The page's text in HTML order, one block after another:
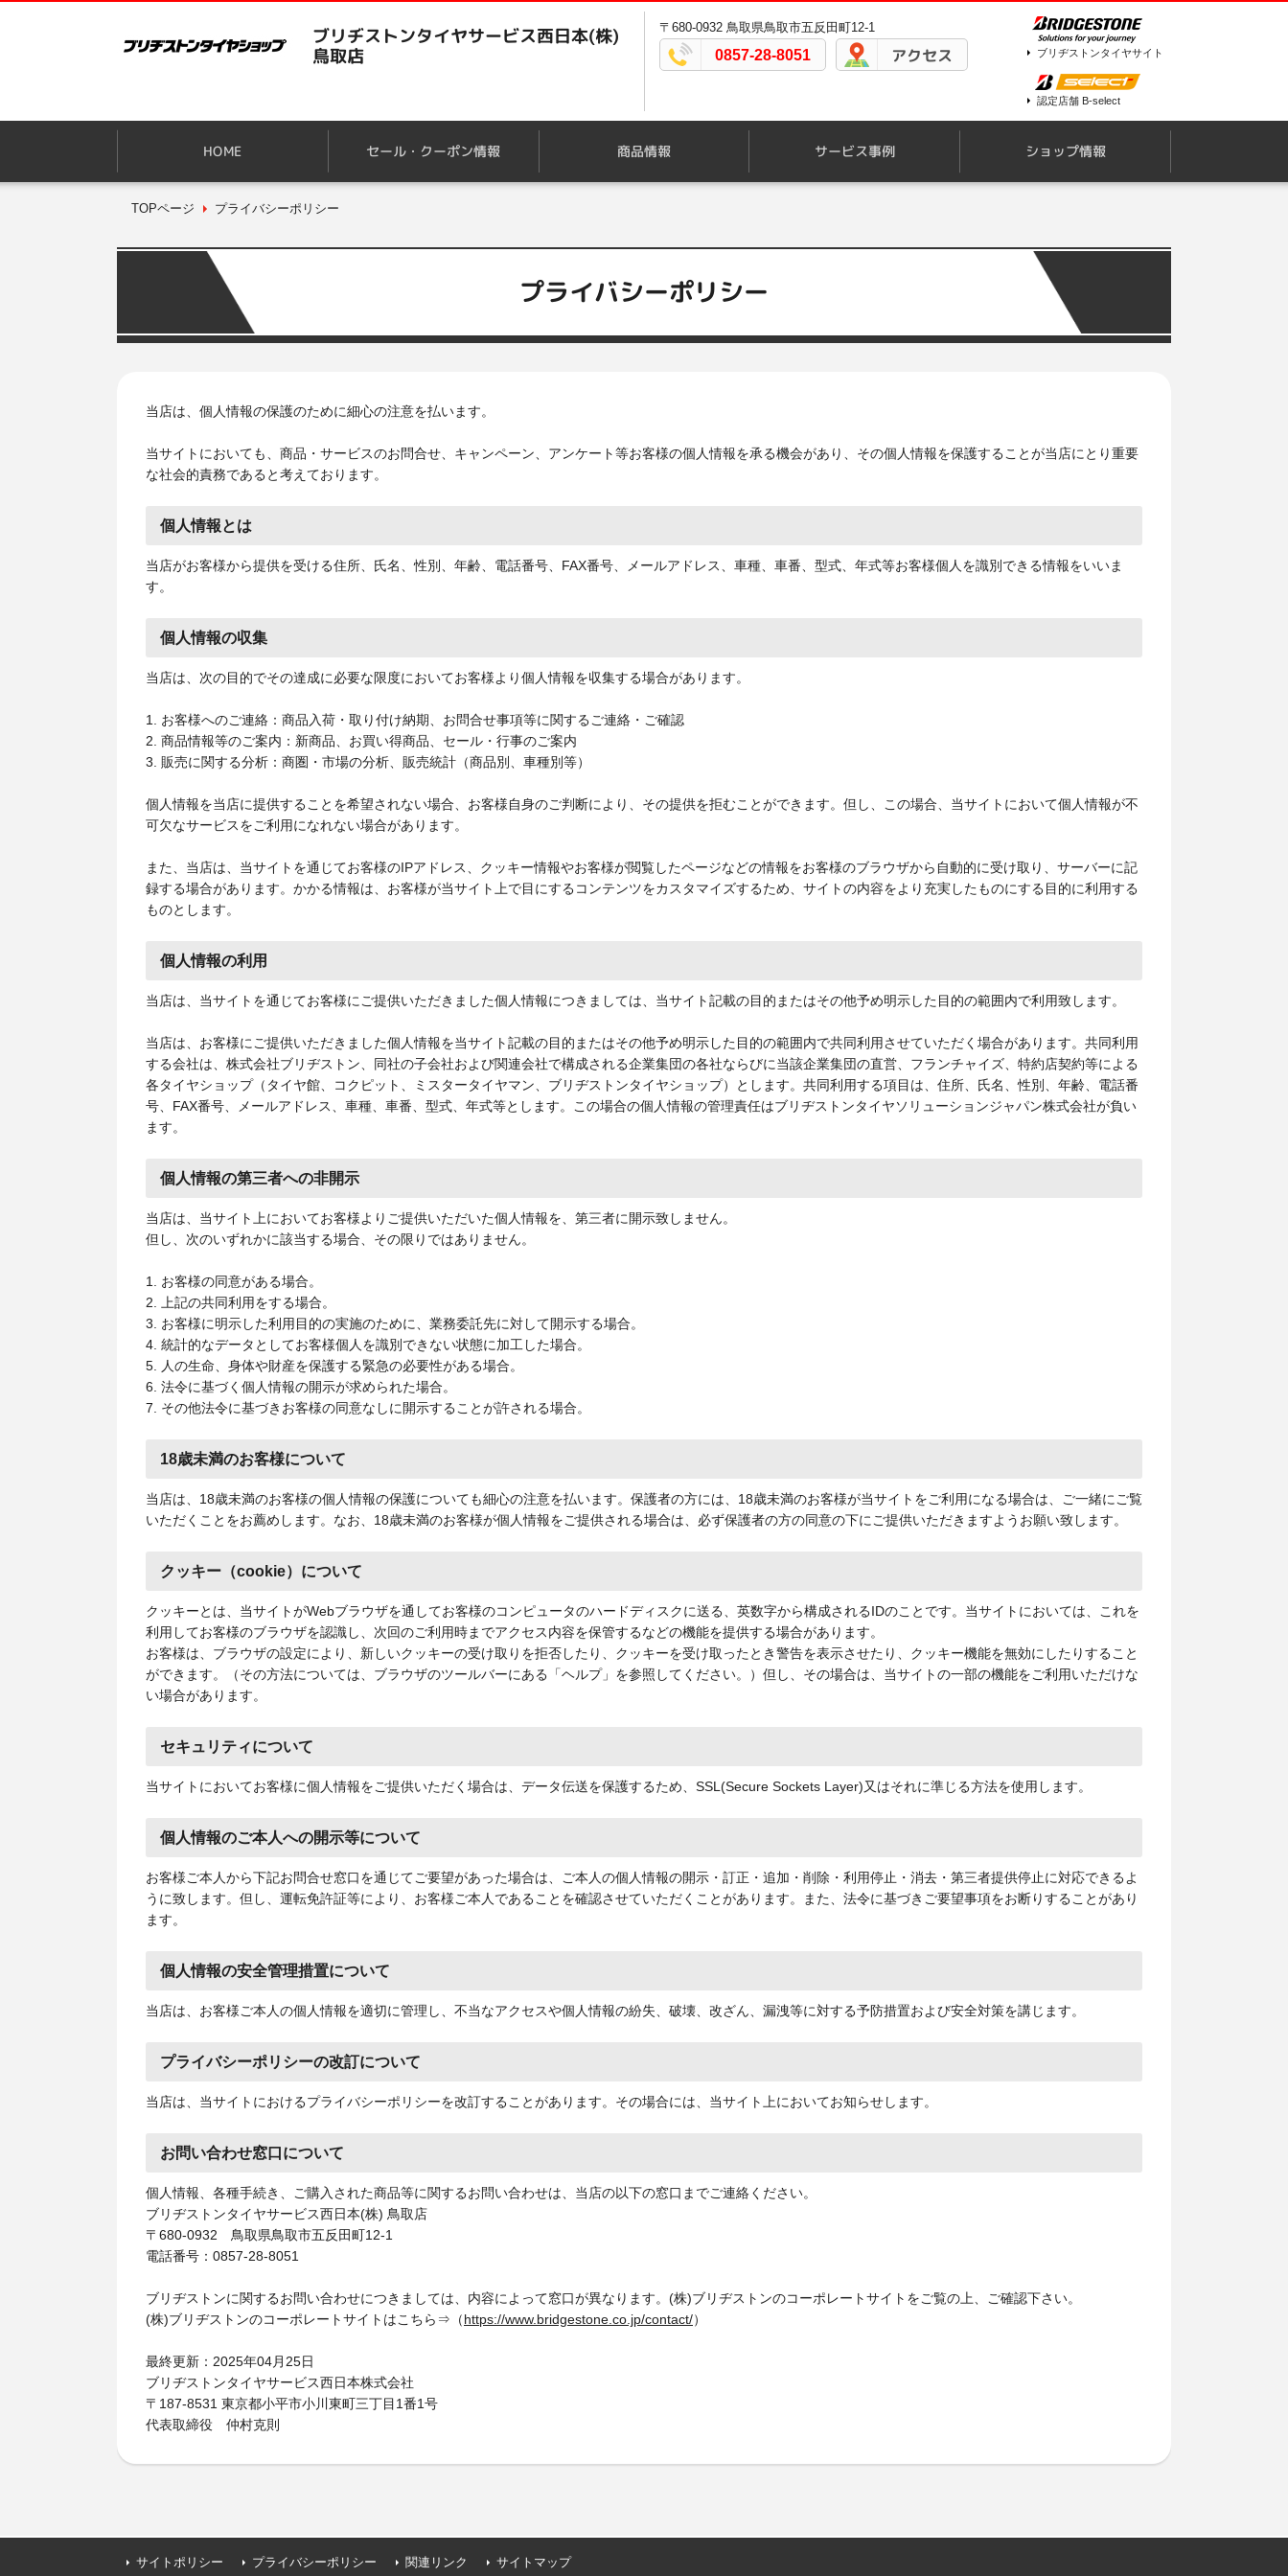
ブリヂストンタイヤサービス西日本(株)
鳥取店
〒680-0932 鳥取県鳥取市五反田町12-1
0857-28-8051 アクセス ブリヂストンタイヤサイト
認定店舗 B-select
HOME セール・クーポン情報 商品情報 サービス事例 ショップ情報
TOPページ プライバシーポリシー
プライバシーポリシー
当店は、個人情報の保護のために細心の注意を払います。
当サイトにおいても、商品・サービスのお問合せ、キャンペーン、アンケート等お客様の個人情報を承る機会があり、その個人情報を保護することが当店にとり重要
な社会的責務であると考えております。
個人情報とは
当店がお客様から提供を受ける住所、氏名、性別、年齢、電話番号、FAX番号、メールアドレス、車種、車番、型式、年式等お客様個人を識別できる情報をいいま
す。
個人情報の収集
当店は、次の目的でその達成に必要な限度においてお客様より個人情報を収集する場合があります。
1. お客様へのご連絡：商品入荷・取り付け納期、お問合せ事項等に関するご連絡・ご確認
2. 商品情報等のご案内：新商品、お買い得商品、セール・行事のご案内
3. 販売に関する分析：商圏・市場の分析、販売統計（商品別、車種別等）
個人情報を当店に提供することを希望されない場合、お客様自身のご判断により、その提供を拒むことができます。但し、この場合、当サイトにおいて個人情報が不
可欠なサービスをご利用になれない場合があります。
また、当店は、当サイトを通じてお客様のIPアドレス、クッキー情報やお客様が閲覧したページなどの情報をお客様のブラウザから自動的に受け取り、サーバーに記
録する場合があります。かかる情報は、お客様が当サイト上で目にするコンテンツをカスタマイズするため、サイトの内容をより充実したものにする目的に利用する
ものとします。
個人情報の利用
当店は、当サイトを通じてお客様にご提供いただきました個人情報につきましては、当サイト記載の目的またはその他予め明示した目的の範囲内で利用致します。
当店は、お客様にご提供いただきました個人情報を当サイト記載の目的またはその他予め明示した目的の範囲内で共同利用させていただく場合があります。共同利用
する会社は、株式会社ブリヂストン、同社の子会社および関連会社で構成される企業集団の各社ならびに当該企業集団の直営、フランチャイズ、特約店契約等による
各タイヤショップ（タイヤ館、コクピット、ミスタータイヤマン、ブリヂストンタイヤショップ）とします。共同利用する項目は、住所、氏名、性別、年齢、電話番
号、FAX番号、メールアドレス、車種、車番、型式、年式等とします。この場合の個人情報の管理責任はブリヂストンタイヤソリューションジャパン株式会社が負い
ます。
個人情報の第三者への非開示
当店は、当サイト上においてお客様よりご提供いただいた個人情報を、第三者に開示致しません。
但し、次のいずれかに該当する場合、その限りではありません。
1. お客様の同意がある場合。
2. 上記の共同利用をする場合。
3. お客様に明示した利用目的の実施のために、業務委託先に対して開示する場合。
4. 統計的なデータとしてお客様個人を識別できない状態に加工した場合。
5. 人の生命、身体や財産を保護する緊急の必要性がある場合。
6. 法令に基づく個人情報の開示が求められた場合。
7. その他法令に基づきお客様の同意なしに開示することが許される場合。
18歳未満のお客様について
当店は、18歳未満のお客様の個人情報の保護についても細心の注意を払います。保護者の方には、18歳未満のお客様が当サイトをご利用になる場合は、ご一緒にご覧
いただくことをお薦めします。なお、18歳未満のお客様が個人情報をご提供される場合は、必ず保護者の方の同意の下にご提供いただきますようお願い致します。
クッキー（cookie）について
クッキーとは、当サイトがWebブラウザを通してお客様のコンピュータのハードディスクに送る、英数字から構成されるIDのことです。当サイトにおいては、これを
利用してお客様のブラウザを認識し、次回のご利用時までアクセス内容を保管するなどの機能を提供する場合があります。
お客様は、ブラウザの設定により、新しいクッキーの受け取りを拒否したり、クッキーを受け取ったとき警告を表示させたり、クッキー機能を無効にしたりすること
ができます。（その方法については、ブラウザのツールバーにある「ヘルプ」を参照してください。）但し、その場合は、当サイトの一部の機能をご利用いただけな
い場合があります。
セキュリティについて
当サイトにおいてお客様に個人情報をご提供いただく場合は、データ伝送を保護するため、SSL(Secure Sockets Layer)又はそれに準じる方法を使用します。
個人情報のご本人への開示等について
お客様ご本人から下記お問合せ窓口を通じてご要望があった場合は、ご本人の個人情報の開示・訂正・追加・削除・利用停止・消去・第三者提供停止に対応できるよ
うに致します。但し、運転免許証等により、お客様ご本人であることを確認させていただくことがあります。また、法令に基づきご要望事項をお断りすることがあり
ます。
個人情報の安全管理措置について
当店は、お客様ご本人の個人情報を適切に管理し、不当なアクセスや個人情報の紛失、破壊、改ざん、漏洩等に対する予防措置および安全対策を講じます。
プライバシーポリシーの改訂について
当店は、当サイトにおけるプライバシーポリシーを改訂することがあります。その場合には、当サイト上においてお知らせします。
お問い合わせ窓口について
個人情報、各種手続き、ご購入された商品等に関するお問い合わせは、当店の以下の窓口までご連絡ください。
ブリヂストンタイヤサービス西日本(株) 鳥取店
〒680-0932 鳥取県鳥取市五反田町12-1
電話番号：0857-28-8051
ブリヂストンに関するお問い合わせにつきましては、内容によって窓口が異なります。(株)ブリヂストンのコーポレートサイトをご覧の上、ご確認下さい。
(株)ブリヂストンのコーポレートサイトはこちら⇒（https://www.bridgestone.co.jp/contact/）
最終更新：2025年04月25日
ブリヂストンタイヤサービス西日本株式会社
〒187-8531 東京都小平市小川東町三丁目1番1号
代表取締役 仲村克則
サイトポリシー プライバシーポリシー 関連リンク サイトマップ